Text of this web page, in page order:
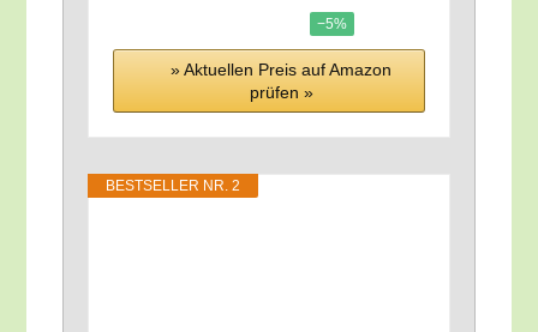
−5%
» Aktu­el­len Preis auf Ama­zon
prü­fen »
BEST­SEL­LER NR. 2